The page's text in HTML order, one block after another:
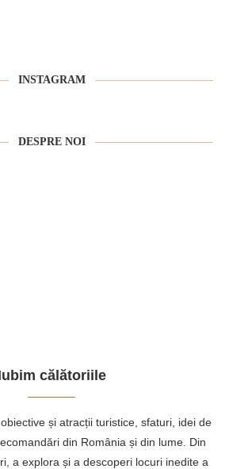
INSTAGRAM
DESPRE NOI
călătoriile
și atracții turistice, sfaturi, idei de
din România și din lume. Din
a explora și a descoperi locuri inedite a